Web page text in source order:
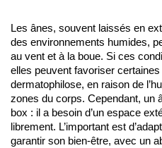
Les ânes, souvent laissés en
des environnements humides,
au vent et à la boue. Si ces
elles peuvent favoriser
dermatophilose, en raison de
zones du corps. Cependant, un
box : il a besoin d’un espace
librement. L’important est
garantir son bien-être, avec un